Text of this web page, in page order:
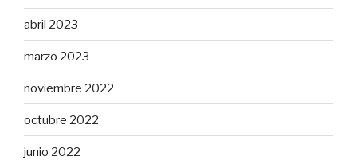
abril 2023
marzo 2023
noviembre 2022
octubre 2022
junio 2022